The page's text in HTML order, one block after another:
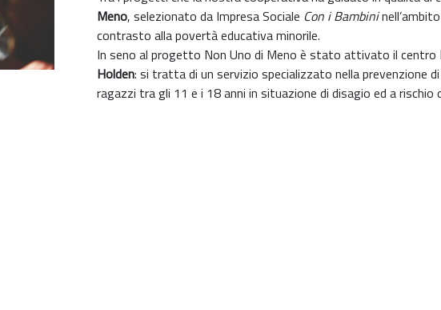
Meno, selezionato da Impresa Sociale Con i Bambini
contrasto alla povertà educativa minorile.
In seno al progetto Non Uno di Meno è stato attivato il centro
Holden: si tratta di un servizio specializzato nella prevenzione
ragazzi tra gli 11 e i 18 anni in situazione di disagio ed a rischio